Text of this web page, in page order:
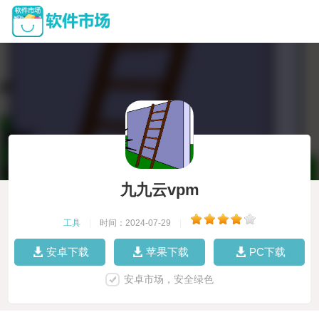
九九云vpm
工具 时间：2024-07-29
安卓下载 苹果下载 PC下载
安卓市场，安全绿色